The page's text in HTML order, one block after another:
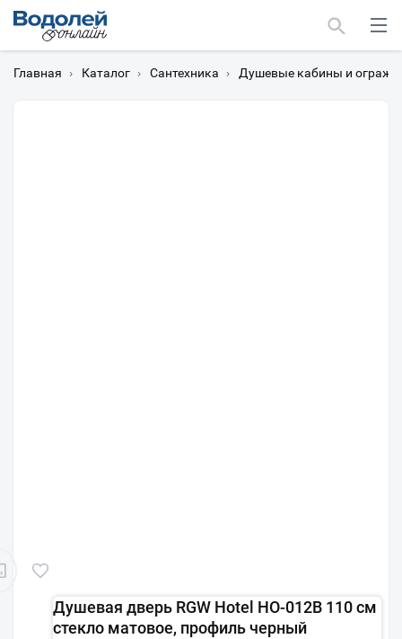
Главная › Каталог › Сантехника › Душевые кабины и
Душевая дверь RGW Hotel HO-012B 110 см
стекло матовое, профиль черный